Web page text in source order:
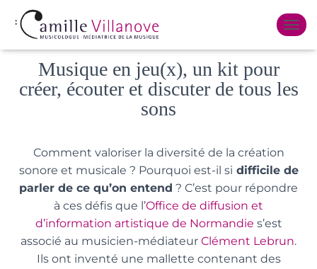
Published byCamille Villanoveon
Musique en jeu(x), un kit pour
créer, écouter et discuter de tous les
sons
Comment valoriser la diversité de la création
sonore et musicale ? Pourquoi est-il si difficile de
parler de ce qu’on entend ? C’est pour répondre
à ces défis que l’Office de diffusion et
d’information artistique de Normandie s’est
associé au musicien-médiateur Clément Lebrun.
Ils ont inventé une mallette contenant des